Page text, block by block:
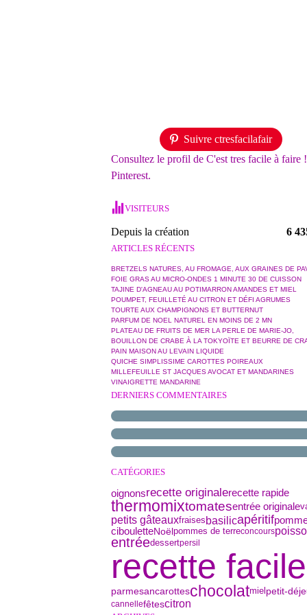
Suivre ctresfacilafair
Consultez le profil de C'est tres facile à faire
Pinterest.
VISITEURS
Depuis la création 6
ARTICLES RÉCENTS
BRETZELS NATURES, AU FROMAGE, AUX GRAINES DE
FOIE GRAS AU MICRO-ONDES 1 MINUTE 30 DE CUISSON
TAJINE D'AGNEAU AU POTIMARRON AMANDES ET MIEL
POUMPET, FEUILLETÉ AU CITRON ET DÉFI AGRUMES
TOURTE AUX CHAMPIGNONS ET BUTTERNUT
PARFUM DE NOEL NATUREL EN MOINS DE 2 MN
PLATEAU DE FRUITS DE MER LA PERLE DE MARIE-JO,
BOUILLON DE CRABE À LA TOKYOÏTE ET BEURRE DE
PAIN MAISON AU LEVAIN LIQUIDE
QUICHE SIMPLISSIME CAROTTES POIREAUX
MILLEFEUILLE ST JACQUES AVOCAT ET MANDARINES
VINAIGRETTE MANDARINE
DERNIERS COMMENTAIRES
CATÉGORIES
oignonsrecette originalerecette rapide
thermomixtomatesentrée originale
petits gâteauxfraisesbasilicapéritif
cibouletteNoëlpommes de terreconcours
entréedessertpersil
recette facile
parmesancarotteschocolatmiel petit-
cannellefêtescitron